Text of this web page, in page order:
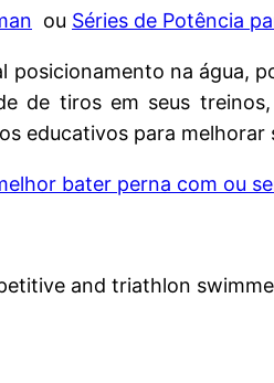
ou Séries de Potência
posicionamento na água,
de tiros em seus
educativos para melhorar
bater perna com ou
and triathlon